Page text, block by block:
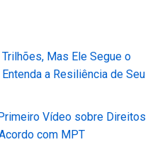
Mas Ele Segue o
a Resiliência de Seu
Vídeo sobre Direitos
com MPT